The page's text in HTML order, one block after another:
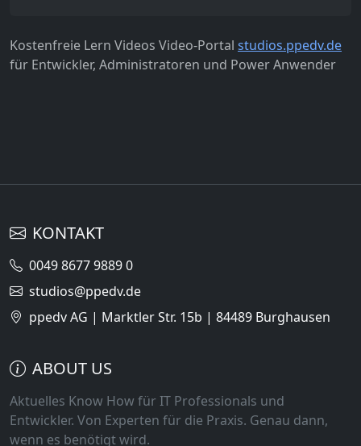
Kostenfreie Lern Videos Video-Portal studios.ppedv.de
für Entwickler, Administratoren und Power Anwender
KONTAKT
0049 8677 9889 0
studios@ppedv.de
ppedv AG | Marktler Str. 15b | 84489 Burghausen
ABOUT US
Aktuelles Know How für IT Professionals und
Entwickler. Von Experten für die Praxis. Genau dann,
wenn es benötigt wird.